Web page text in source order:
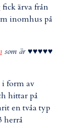
ärva från
inomhus på
som är ♥♥♥♥♥
i form av
hittar på
en tvåa typ
herrå